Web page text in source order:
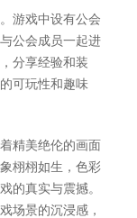
游戏中设有公会
公会成员一起进
分享经验和装
可玩性和趣味
精美绝伦的画面
栩栩如生，色彩
的真实与震撼。
场景的沉浸感，